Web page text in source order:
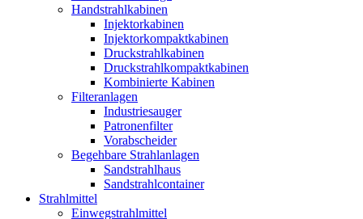
Handstrahlkabinen
Injektorkabinen
Injektorkompaktkabinen
Druckstrahlkabinen
Druckstrahlkompaktkabinen
Kombinierte Kabinen
Filteranlagen
Industriesauger
Patronenfilter
Vorabscheider
Begehbare Strahlanlagen
Sandstrahlhaus
Sandstrahlcontainer
Strahlmittel
Einwegstrahlmittel